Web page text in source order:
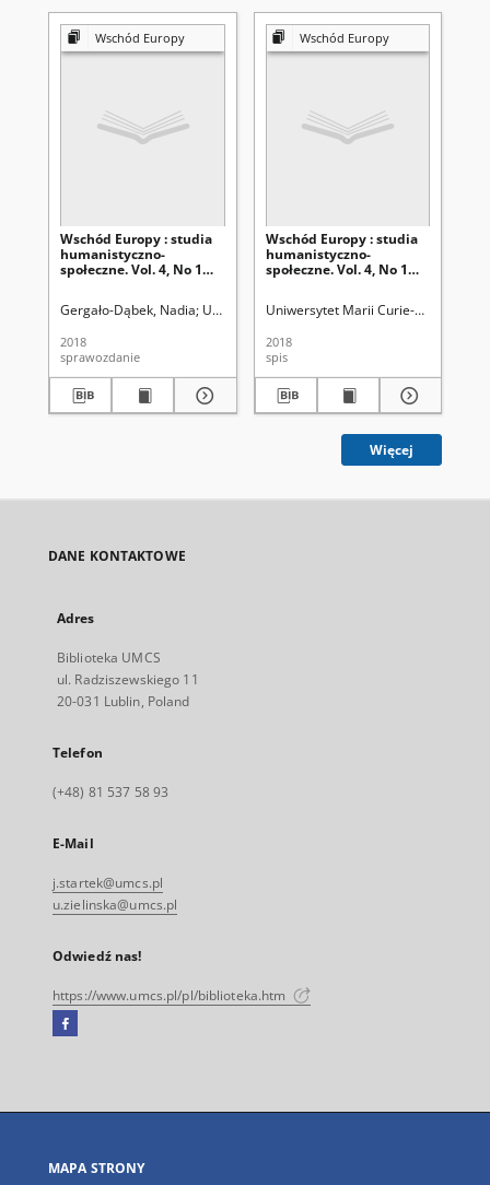
Wschód Europy
Wschód Europy : studia
humanistyczno-
społeczne. Vol. 4, No 1
Gergało-Dąbek, Nadia Uniwersytet Marii Curie-Skłodowskiej (Lublin).
2018
sprawozdanie
Wschód Europy
Wschód Europy : studia
humanistyczno-
społeczne. Vol. 4, No 1
Uniwersytet Marii Curie-
2018
spis
Więcej
DANE KONTAKTOWE
Adres
Biblioteka UMCS
ul. Radziszewskiego 11
20-031 Lublin, Poland
Telefon
(+48) 81 537 58 93
E-Mail
j.startek@umcs.pl
u.zielinska@umcs.pl
Odwiedź nas!
https://www.umcs.pl/pl/biblioteka.htm
Facebook
się
karcie
MAPA STRONY